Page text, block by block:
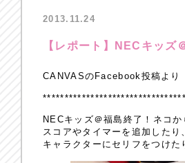
2013.11.24
【レポート】NECキッズ
CANVASのFacebook投稿より
NECキッズ＠福島終了！ネコ
スコアやタイマーを追加した
キャラクターにセリフをつけ